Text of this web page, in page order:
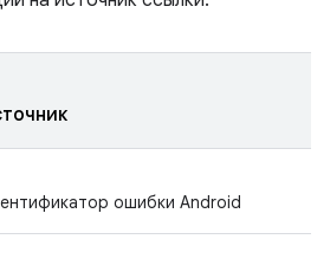
ошибки Android